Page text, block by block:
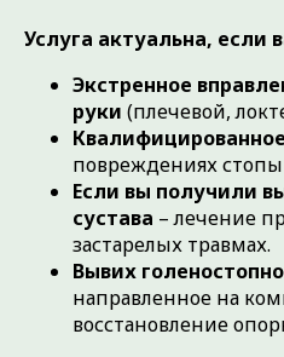
Услуга актуальна, если
Экстренное
руки (плечевой,
повреждениях
Если вы получили
сустава – лечение
застарелых травмах.
Вывих
направленное на
восстановление
ПРЕИМУЩЕСТВА